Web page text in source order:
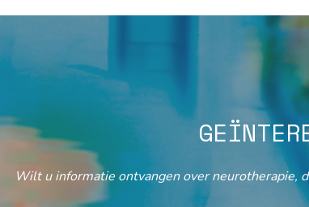
Wilt u informatie ontvangen over neurotherapie,